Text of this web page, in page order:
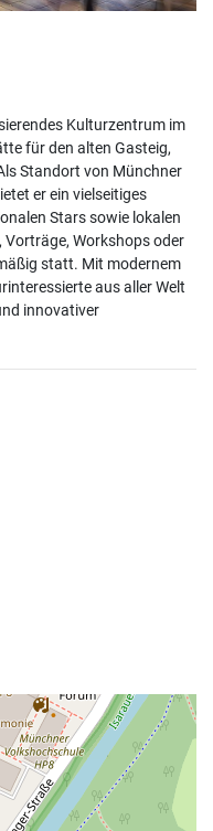
Kulturzentrum im
für den alten Gasteig,
Standort von Münchner
er ein vielseitiges
Stars sowie lokalen
Workshops oder
statt. Mit modernem
aus aller Welt
innovativer